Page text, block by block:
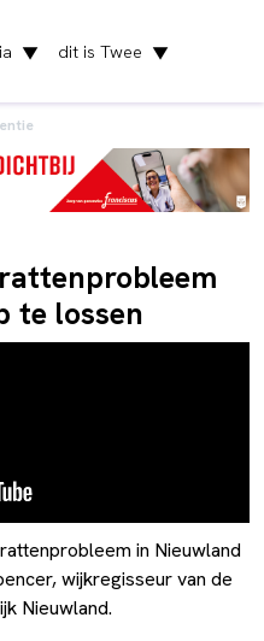
▼ dit is Twee ▼
te lossen
in Nieuwland
wijkregisseur van de
Nieuwland.